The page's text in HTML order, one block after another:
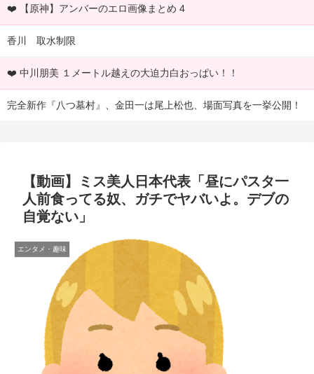
❤️ 【原神】アンバーのエロ画像まとめ 4
香川 取水制限
❤️ 中川朋美 １メートル越えの大迫力白おっぱい！！
完全新作『八つ墓村』、金田一は尾上松也、場面写真を一挙公開！
【動画】ミス美人日本代表「昼にパスタ一
人前食ってる奴、ガチでヤバいよ。デブの
自覚ない」
エンタメ・趣味